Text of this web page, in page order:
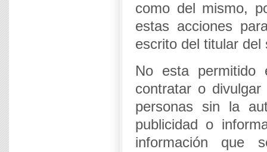
como del mismo,
estas acciones
escrito del titular del
No esta permitido
contratar o
personas sin la
publicidad o
información que